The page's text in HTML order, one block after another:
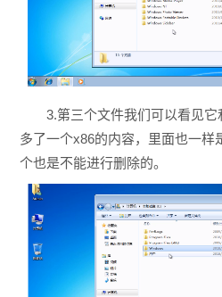
3.第三个文件我们可以看见它
多了一个x86的内容，里面也一样
个也是不能进行删除的。